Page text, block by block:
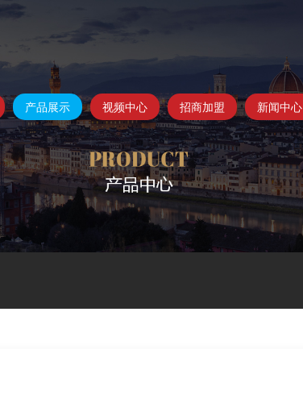
产品展示 视频中心 招商加盟 新闻中心